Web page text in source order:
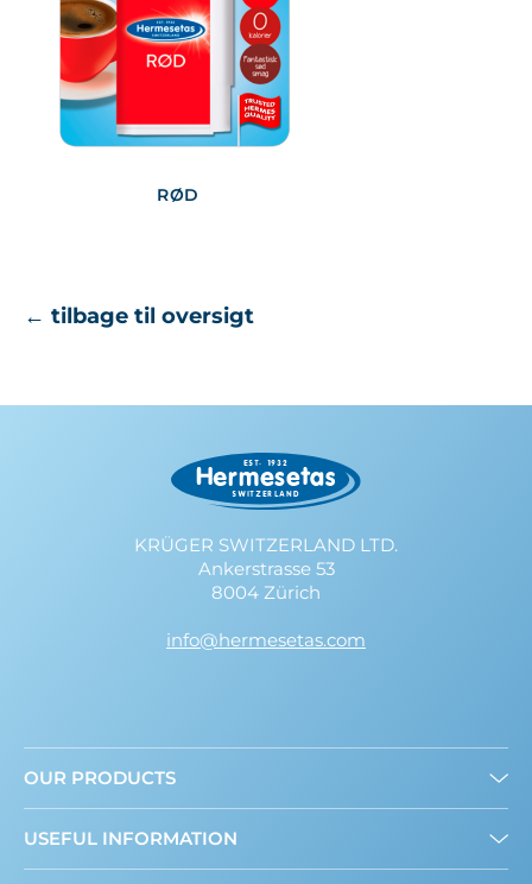
RØD
← tilbage til oversigt
KRÜGER SWITZERLAND LTD.
Ankerstrasse 53
8004 Zürich
info@hermesetas.com
OUR PRODUCTS
Flydende
USEFUL INFORMATION